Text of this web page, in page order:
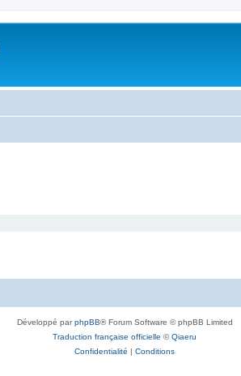
Développé parphpBB® Forum Software © phpBB Limited
Traduction française officielle ©Qiaeru
Confidentialité | Conditions